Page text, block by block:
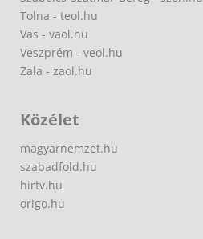
Tolna - teol.hu
Vas - vaol.hu
Veszprém - veol.hu
Zala - zaol.hu
Közélet
magyarnemzet.hu
szabadfold.hu
hirtv.hu
origo.hu